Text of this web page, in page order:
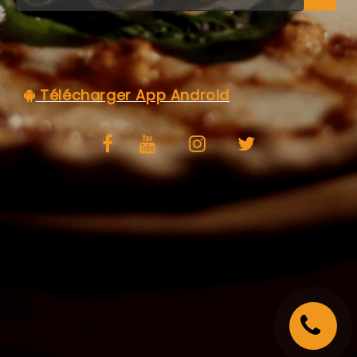
C.G.V
Télécharger App Android